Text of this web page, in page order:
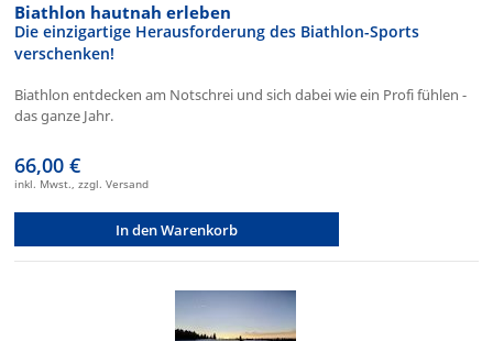
Biathlon hautnah erleben
Die einzigartige Herausforderung des Biathlon-Sports
verschenken!
Biathlon entdecken am Notschrei und sich dabei wie ein Profi fühlen -
das ganze Jahr.
66,00 €
inkl. Mwst., zzgl. Versand
In den Warenkorb